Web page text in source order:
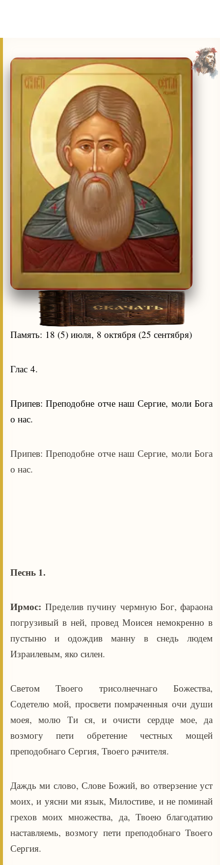
Память: 18 (5) июля, 8 октября (25 сентября)
Глас 4.
Припев: Преподобне отче наш Сергие, моли Бога
о нас.
Припев: Преподобне отче наш Сергие, моли Бога
о нас.
Песнь 1.
Ирмос:Пределив пучину чермную Бог, фараона
погрузивый в ней, провед Моисея немокренно в
пустыню и одождив манну в снедь людем
Израилевым, яко силен.
Светом Твоего трисолнечнаго Божества,
Содетелю мой, просвети помраченныя очи души
моея, молю Ти ся, и очисти сердце мое, да
возмогу пети обретение честных мощей
преподобнаго Сергия, Твоего рачителя.
Даждь ми слово, Слове Божий, во отверзение уст
моих, и уясни ми язык, Милостиве, и не поминай
грехов моих множества, да, Твоею благодатию
наставляемь, возмогу пети преподобнаго Твоего
Сергия.